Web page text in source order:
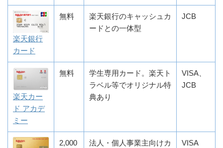
楽天銀行
カード
無料
楽天銀行のキャッシュカ
ードとの一体型
JCB
楽天カー
ド アカデ
ミー
無料
学生専用カード。楽天ト
ラベル等でオリジナル特
典あり
VISA、
JCB
2,000
法人・個人事業主向けカ
VISA